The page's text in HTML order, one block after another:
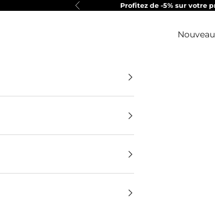
Précédent Profitez de -5% sur votre